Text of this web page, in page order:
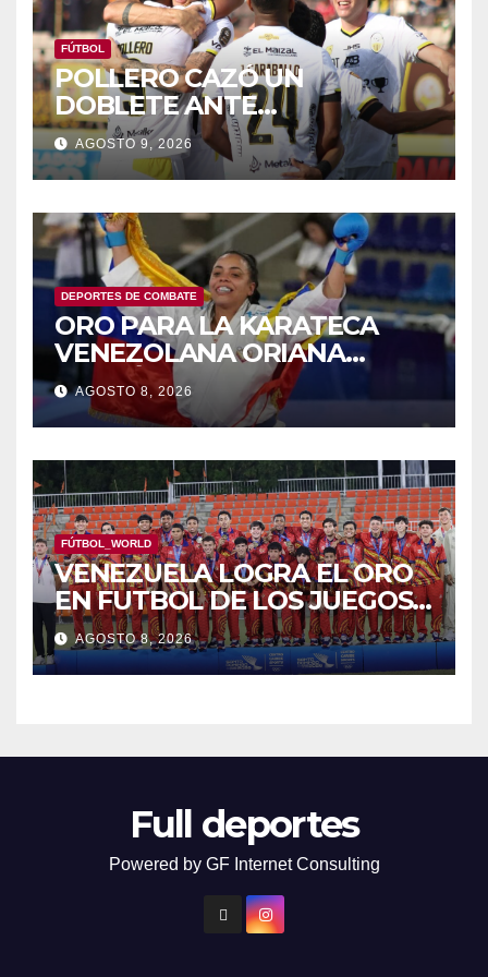
FÚTBOL
POLLERO CAZÓ UN
DOBLETE ANTE
TRUJILLANOS PARA DARLE 3
PUNTOS AL TACHIRA
AGOSTO 9, 2026
DEPORTES DE COMBATE
ORO PARA LA KARATECA
VENEZOLANA ORIANA
RODRÍGUEZ
AGOSTO 8, 2026
FÚTBOL_WORLD
VENEZUELA LOGRA EL ORO
EN FUTBOL DE LOS JUEGOS
CAC
AGOSTO 8, 2026
Full deportes
Powered by GF Internet Consulting